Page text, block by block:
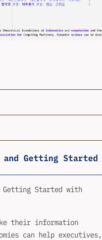
and Getting Started
Getting Started with
their information
can help executives,